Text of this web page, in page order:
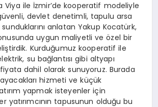
Viya ile İzmir’de kooperatif modeliyle
devlet denetimli, tapulu arsa
sunduklarını anlatan Yakup Kocatürk,
uygun maliyetli ve özel bir
Kurduğumuz kooperatif ile
su bağlantısı gibi altyapı
dahil olarak sunuyoruz. Burada
hizmeti ve küçük
yapmak isteyenler için
yatırımcının tapusunun olduğu bu